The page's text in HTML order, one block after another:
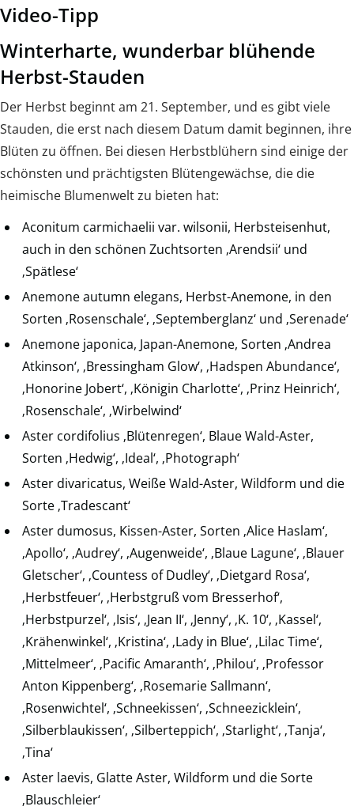
Video-Tipp
Winterharte, wunderbar blühende
Herbst-Stauden
Der Herbst beginnt am 21. September, und es gibt viele
Stauden, die erst nach diesem Datum damit beginnen, ihre
Blüten zu öffnen. Bei diesen Herbstblühern sind einige der
schönsten und prächtigsten Blütengewächse, die die
heimische Blumenwelt zu bieten hat:
Aconitum carmichaelii var. wilsonii, Herbsteisenhut,
auch in den schönen Zuchtsorten ‚Arendsii‘ und
‚Spätlese‘
Anemone autumn elegans, Herbst-Anemone, in den
Sorten ‚Rosenschale‘, ‚Septemberglanz‘ und ‚Serenade‘
Anemone japonica, Japan-Anemone, Sorten ‚Andrea
Atkinson‘, ‚Bressingham Glow‘, ‚Hadspen Abundance‘,
‚Honorine Jobert‘, ‚Königin Charlotte‘, ‚Prinz Heinrich‘,
‚Rosenschale‘, ‚Wirbelwind‘
Aster cordifolius ‚Blütenregen‘, Blaue Wald-Aster,
Sorten ‚Hedwig‘, ‚Ideal‘, ‚Photograph‘
Aster divaricatus, Weiße Wald-Aster, Wildform und die
Sorte ‚Tradescant‘
Aster dumosus, Kissen-Aster, Sorten ‚Alice Haslam‘,
‚Apollo‘, ‚Audrey‘, ‚Augenweide‘, ‚Blaue Lagune‘, ‚Blauer
Gletscher‘, ‚Countess of Dudley‘, ‚Dietgard Rosa‘,
‚Herbstfeuer‘, ‚Herbstgruß vom Bresserhof‘,
‚Herbstpurzel‘, ‚Isis‘, ‚Jean II‘, ‚Jenny‘, ‚K. 10‘, ‚Kassel‘,
‚Krähenwinkel‘, ‚Kristina‘, ‚Lady in Blue‘, ‚Lilac Time‘,
‚Mittelmeer‘, ‚Pacific Amaranth‘, ‚Philou‘, ‚Professor
Anton Kippenberg‘, ‚Rosemarie Sallmann‘,
‚Rosenwichtel‘, ‚Schneekissen‘, ‚Schneezicklein‘,
‚Silberblaukissen‘, ‚Silberteppich‘, ‚Starlight‘, ‚Tanja‘,
‚Tina‘
Aster laevis, Glatte Aster, Wildform und die Sorte
‚Blauschleier‘